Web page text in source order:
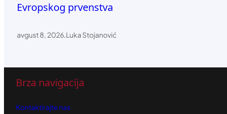
Evropskog prvenstva
avgust 8, 2026.Luka Stojanović
Brza navigacija
Kontaktirajte nas